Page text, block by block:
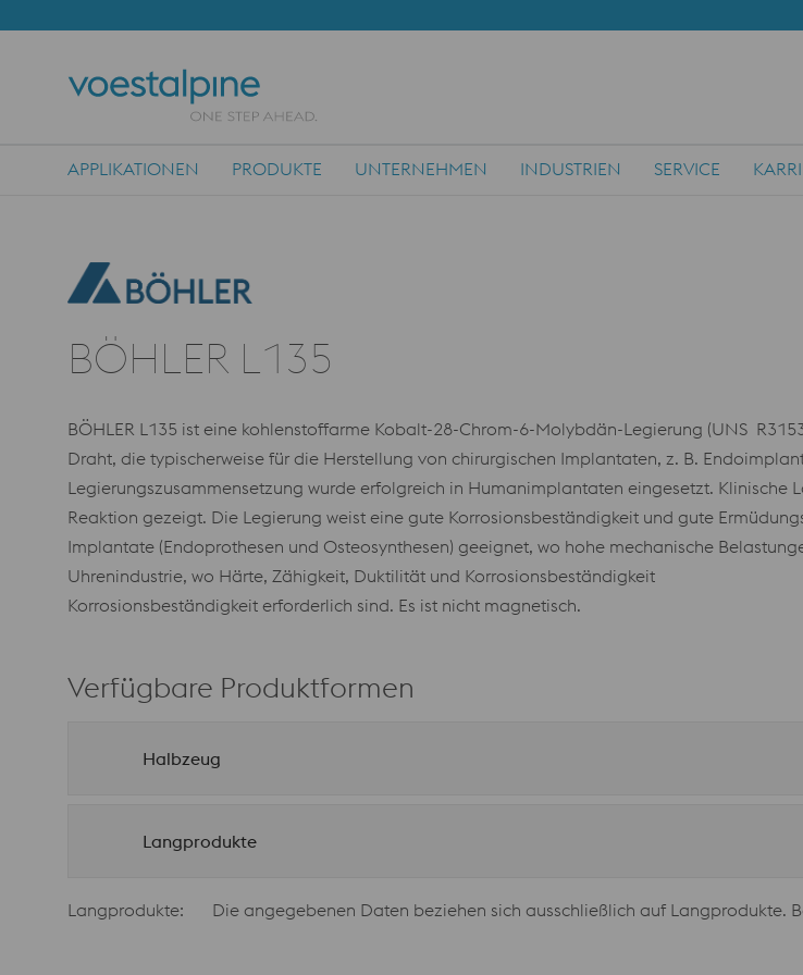
APPLIKATIONEN PRODUKTE UNTERNEHMEN INDUSTRIEN SERVICE
BÖHLER L135
BÖHLER L135 ist eine kohlenstoffarme Kobalt-28-Chrom-6-Molybdän-Legierung (UNS
Draht, die typischerweise für die Herstellung von chirurgischen Implantaten, z. B.
Legierungszusammensetzung wurde erfolgreich in Humanimplantaten eingesetzt.
Reaktion gezeigt. Die Legierung weist eine gute Korrosionsbeständigkeit und gute
Implantate (Endoprothesen und Osteosynthesen) geeignet, wo hohe mechanische
Uhrenindustrie, wo Härte, Zähigkeit, Duktilität und Korrosionsbeständigkeit
Korrosionsbeständigkeit erforderlich sind. Es ist nicht magnetisch.
Verfügbare Produktformen
Halbzeug
Langprodukte
Langprodukte: Die angegebenen Daten beziehen sich ausschließlich auf Langprodukte.